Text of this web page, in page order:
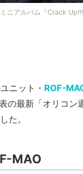
ニアルバム『Crack Up!!!!
ニット・ ROF-
の最新「オリコン
た。
MAO